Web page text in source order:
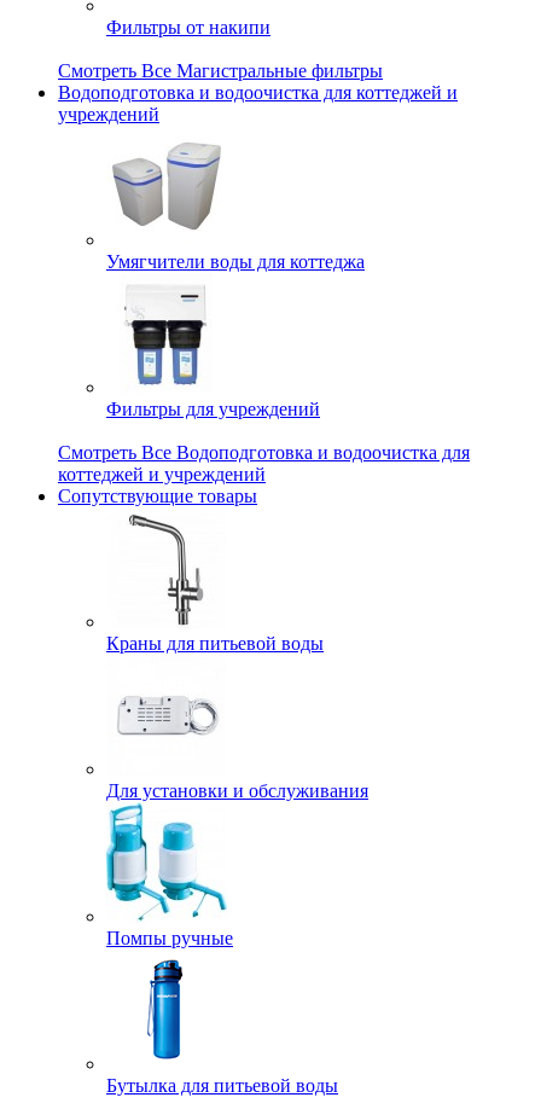
Фильтры от накипи
Смотреть Все Магистральные фильтры
Водоподготовка и водоочистка для коттеджей и
учреждений
Умягчители воды для коттеджа
Фильтры для учреждений
Смотреть Все Водоподготовка и водоочистка для
коттеджей и учреждений
Сопутствующие товары
Краны для питьевой воды
Для установки и обслуживания
Помпы ручные
Бутылка для питьевой воды